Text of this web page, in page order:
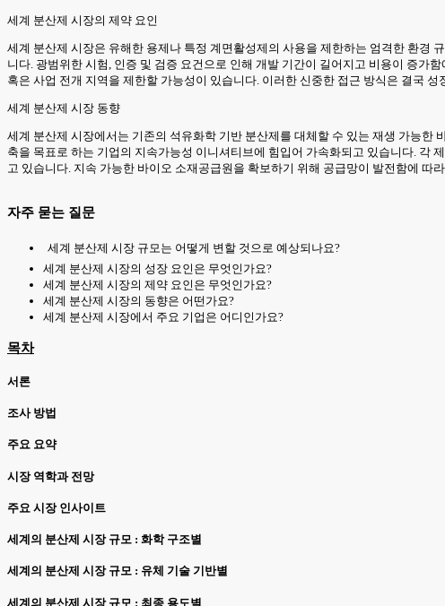
세계 분산제 시장의 제약 요인
세계 분산제 시장은 유해한 용제나 특정 계면활성제의 사용을 제한하는 엄격한 환경
니다. 광범위한 시험, 인증 및 검증 요건으로 인해 개발 기간이 길어지고 비용이 증가
혹은 사업 전개 지역을 제한할 가능성이 있습니다. 이러한 신중한 접근 방식은 결국
세계 분산제 시장 동향
세계 분산제 시장에서는 기존의 석유화학 기반 분산제를 대체할 수 있는 재생 가능
축을 목표로 하는 기업의 지속가능성 이니셔티브에 힘입어 가속화되고 있습니다. 각
고 있습니다. 지속 가능한 바이오 소재공급원을 확보하기 위해 공급망이 발전함에
자주 묻는 질문
세계 분산제 시장 규모는 어떻게 변할 것으로 예상되나요?
세계 분산제 시장의 성장 요인은 무엇인가요?
세계 분산제 시장의 제약 요인은 무엇인가요?
세계 분산제 시장의 동향은 어떤가요?
세계 분산제 시장에서 주요 기업은 어디인가요?
목차
서론
조사 방법
주요 요약
시장 역학과 전망
주요 시장 인사이트
세계의 분산제 시장 규모 : 화학 구조별
세계의 분산제 시장 규모 : 유체 기술 기반별
세계의 분산제 시장 규모 : 최종 용도별